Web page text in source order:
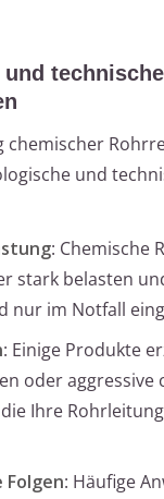
technische
chemischer
und
: Chemische
stark belasten
nur im Notfall
: Einige Produkte
oder aggressive
Ihre
: Häufige